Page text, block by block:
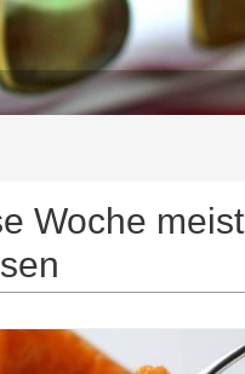
Woche meist